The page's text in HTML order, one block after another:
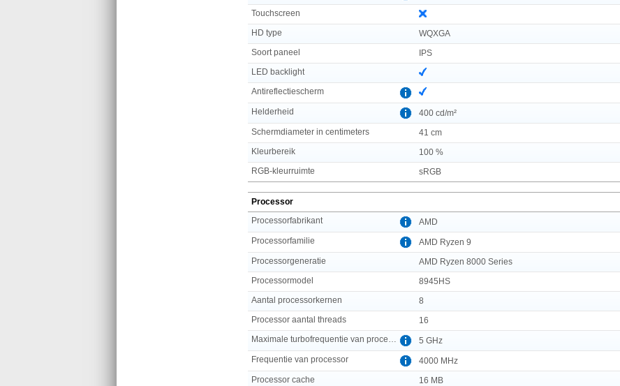
Touchscreen
HD type
WQXGA
Soort paneel
IPS
LED backlight
Antireflectiescherm
Helderheid
400 cd/m²
Schermdiameter in centimeters
41 cm
Kleurbereik
100 %
RGB-kleurruimte
sRGB
Processor
Processorfabrikant
AMD
Processorfamilie
AMD Ryzen 9
Processorgeneratie
AMD Ryzen 8000 Series
Processormodel
8945HS
Aantal processorkernen
8
Processor aantal threads
16
5 GHz
Frequentie van processor
4000 MHz
Processor cache
16 MB